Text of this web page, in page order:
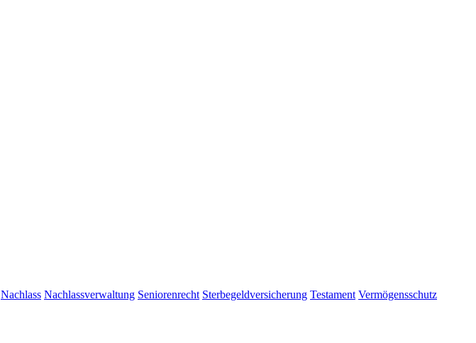
Nachlass Nachlassverwaltung Seniorenrecht Sterbegeldversicherung Testament Vermögensschutz